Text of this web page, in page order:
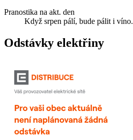
Pranostika na akt. den
Když srpen pálí, bude pálit i víno.
Odstávky elektřiny